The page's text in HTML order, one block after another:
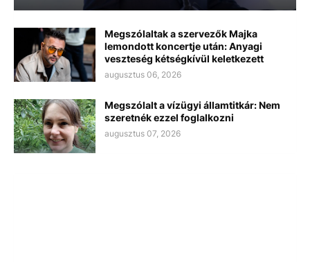
Megszólaltak a szervezők Majka
lemondott koncertje után: Anyagi
veszteség kétségkívül keletkezett
augusztus 06, 2026
Megszólalt a vízügyi államtitkár: Nem
szeretnék ezzel foglalkozni
augusztus 07, 2026